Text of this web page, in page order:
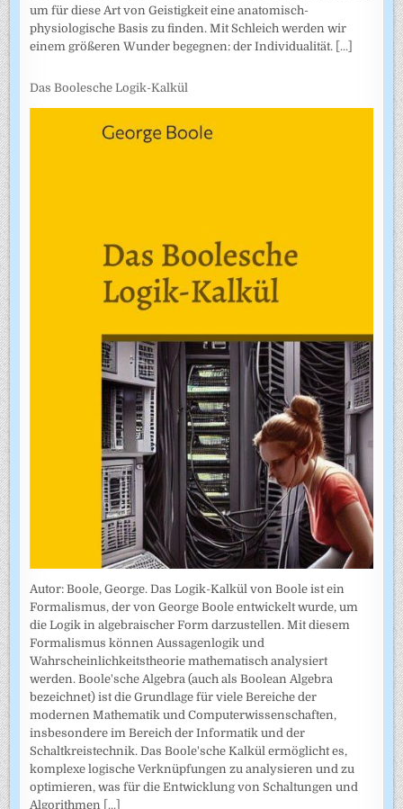
um für diese Art von Geistigkeit eine anatomisch-
physiologische Basis zu finden. Mit Schleich werden wir
einem größeren Wunder begegnen: der Individualität. [...]
Das Boolesche Logik-Kalkül
Autor: Boole, George. Das Logik-Kalkül von Boole ist ein
Formalismus, der von George Boole entwickelt wurde, um
die Logik in algebraischer Form darzustellen. Mit diesem
Formalismus können Aussagenlogik und
Wahrscheinlichkeitstheorie mathematisch analysiert
werden. Boole'sche Algebra (auch als Boolean Algebra
bezeichnet) ist die Grundlage für viele Bereiche der
modernen Mathematik und Computerwissenschaften,
insbesondere im Bereich der Informatik und der
Schaltkreistechnik. Das Boole'sche Kalkül ermöglicht es,
komplexe logische Verknüpfungen zu analysieren und zu
optimieren, was für die Entwicklung von Schaltungen und
Algorithmen [...]